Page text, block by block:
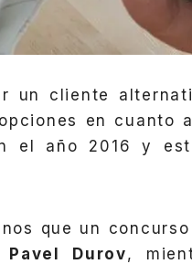
un cliente
en cuanto
el año 2016 y
que un
Pavel Durov,